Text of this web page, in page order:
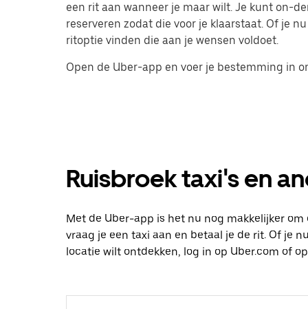
een rit aan wanneer je maar wilt. Je kunt on-
reserveren zodat die voor je klaarstaat. Of je
ritoptie vinden die aan je wensen voldoet.
Open de Uber-app en voer je bestemming in
Ruisbroek taxi's en
Met de Uber-app is het nu nog makkelijker
vraag je een taxi aan en betaal je de rit. Of je
locatie wilt ontdekken, log in op Uber.com of